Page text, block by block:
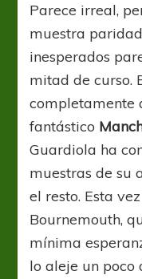
Parece irreal,
muestra
inesperados
mitad de curso.
completamente
fantástico
Guardiola ha
muestras de su
el resto. Esta
Bournemouth,
mínima
lo aleje un poco